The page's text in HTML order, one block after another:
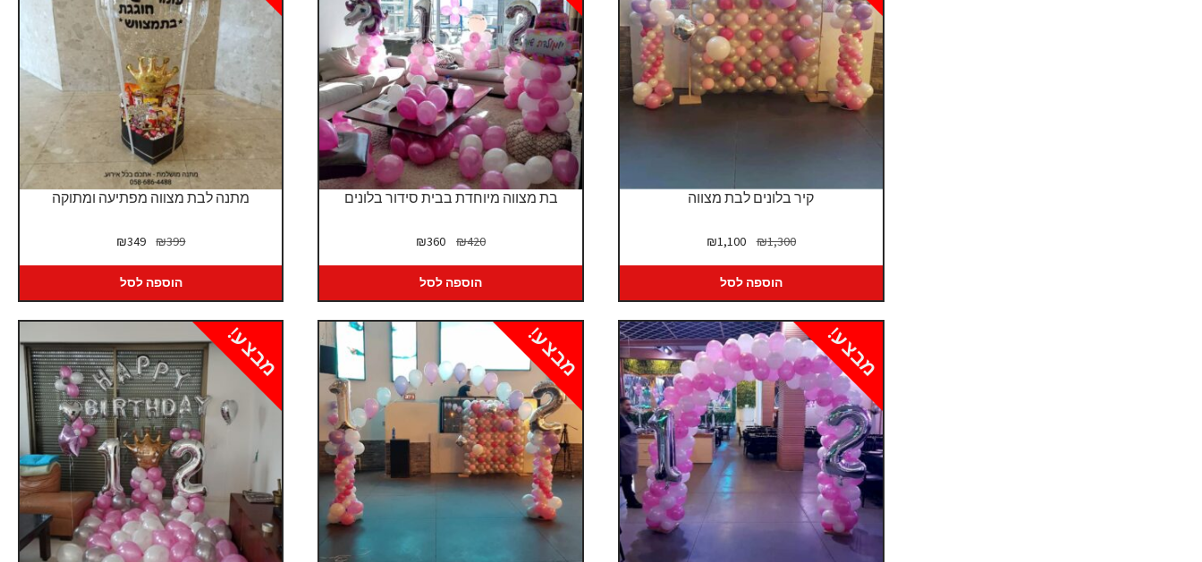
קיר בלונים לבת מצווה
₪1,300
המחיר
היה:
₪1,300.
₪1,100
₪1,100.
הוספה לסל
בת מצווה מיוחדת בבית סידור בלונים
₪420
המחיר
היה:
₪420.
₪360
המחיר
₪360.
הוספה לסל
מתנה לבת מצווה מפתיעה ומתוקה
₪399
המחיר
היה:
₪399.
₪349
₪349.
הוספה לסל
מבצע! מבצע! מבצע!